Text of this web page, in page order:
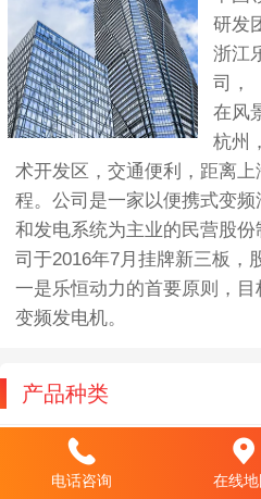
研发
浙江
司，
在风
杭州
术开发区，交通便利，距离
程。公司是一家以便携式变
和发电系统为主业的民营股
司于2016年7月挂牌新三板，
一是乐恒动力的首要原则，
变频发电机。
产品种类
电话咨询 在线地